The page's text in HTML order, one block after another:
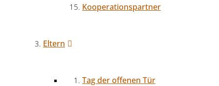
Kooperationspartner
Eltern
Tag der offenen Tür